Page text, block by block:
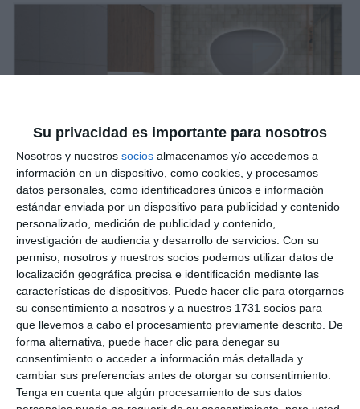
Su privacidad es importante para nosotros
Nosotros y nuestros socios almacenamos y/o accedemos a
información en un dispositivo, como cookies, y procesamos
datos personales, como identificadores únicos e información
estándar enviada por un dispositivo para publicidad y contenido
personalizado, medición de publicidad y contenido,
investigación de audiencia y desarrollo de servicios. Con su
permiso, nosotros y nuestros socios podemos utilizar datos de
localización geográfica precisa e identificación mediante las
características de dispositivos. Puede hacer clic para otorgarnos
su consentimiento a nosotros y a nuestros 1731 socios para
que llevemos a cabo el procesamiento previamente descrito. De
forma alternativa, puede hacer clic para denegar su
consentimiento o acceder a información más detallada y
cambiar sus preferencias antes de otorgar su consentimiento.
Tenga en cuenta que algún procesamiento de sus datos